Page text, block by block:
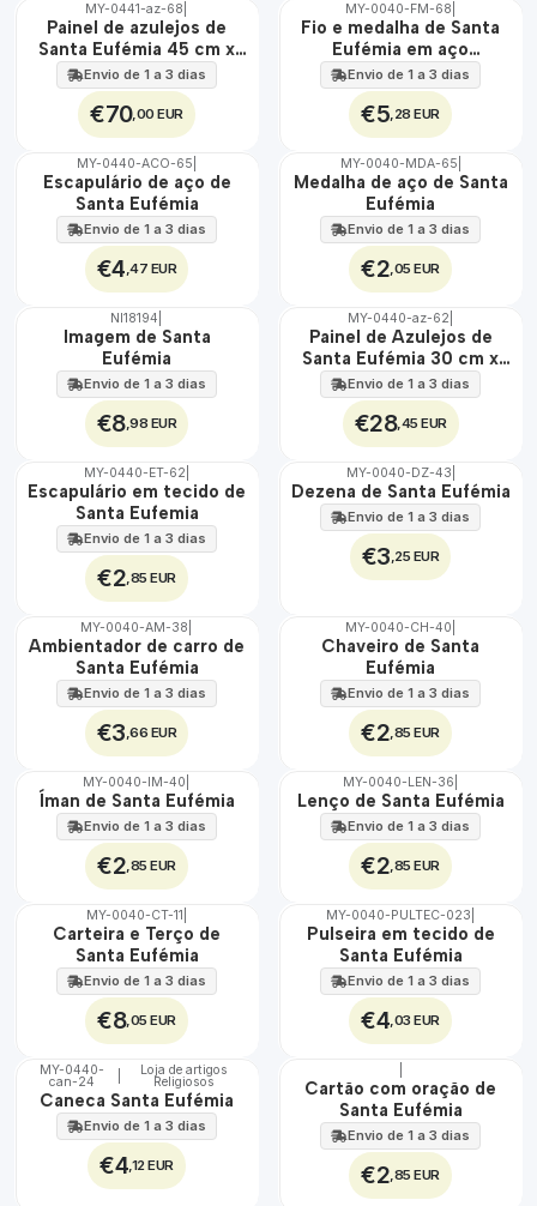
🇵🇹
100%
EXT.
MY-0441-az-68
Painel de azulejos de
Santa Eufémia 45 cm x
60 cm
Envio de 1 a 3 dias
€70,00 EUR
ÁGUA
MY-0040-FM-68
Fio e medalha de Santa
Eufémia em aço
inoxidável
Envio de 1 a 3 dias
€5 ,28 EUR
🇵🇹
ÁGUA
MY-0440-ACO-65
Escapulário de aço de
Santa Eufémia
Envio de 1 a 3 dias
€4 ,47 EUR
🇵🇹
ÁGUA
MY-0040-MDA-65
Medalha de aço de Santa
Eufémia
Envio de 1 a 3 dias
€2 ,05 EUR
Não Disponível
NI18194
Imagem de Santa
Eufémia
Envio de 1 a 3 dias
€8,98 EUR
🇵🇹
100%
EXT.
MY-0440-az-62
Painel de Azulejos de
Santa Eufémia 30 cm x
45 cm
Envio de 1 a 3 dias
€28,45 EUR
🇵🇹
ÁGUA
MY-0440-ET-62
Escapulário em tecido de
Santa Eufemia
Envio de 1 a 3 dias
€2 ,85 EUR
🇵🇹
100%
MY-0040-DZ-43
Dezena de Santa Eufémia
Envio de 1 a 3 dias
€3 ,25 EUR
🇵🇹
MY-0040-AM-38
Ambientador de carro de
Santa Eufémia
Envio de 1 a 3 dias
€3 ,66 EUR
🇵🇹
MY-0040-CH-40
Chaveiro de Santa
Eufémia
Envio de 1 a 3 dias
€2 ,85 EUR
🇵🇹
100%
MY-0040-IM-40
Íman de Santa Eufémia
Envio de 1 a 3 dias
€2 ,85 EUR
🇵🇹
100%
MY-0040-LEN-36
Lenço de Santa Eufémia
Envio de 1 a 3 dias
€2 ,85 EUR
🇵🇹
MY-0040-CT-11
Carteira e Terço de
Santa Eufémia
Envio de 1 a 3 dias
€8,05 EUR
🇵🇹
MY-0040-PULTEC-023
Pulseira em tecido de
Santa Eufémia
Envio de 1 a 3 dias
€4 ,03 EUR
🇵🇹
100%
MY-0440-
can-24
Loja de artigos
Religiosos
Caneca Santa Eufémia
Envio de 1 a 3 dias
€4,12 EUR
🇵🇹
Cartão com oração de
Santa Eufémia
Envio de 1 a 3 dias
€2 ,85 EUR